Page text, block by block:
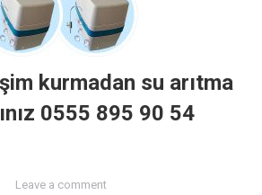
kurmadan su arıtma
0555 895 90 54
Leave a comment